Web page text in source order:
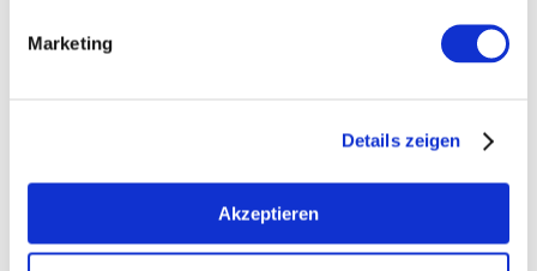
Marketing
Details zeigen
Akzeptieren